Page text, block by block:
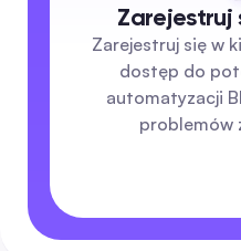
Zarejestruj
Zarejestruj się w
dostęp do
automatyzacji
problemów